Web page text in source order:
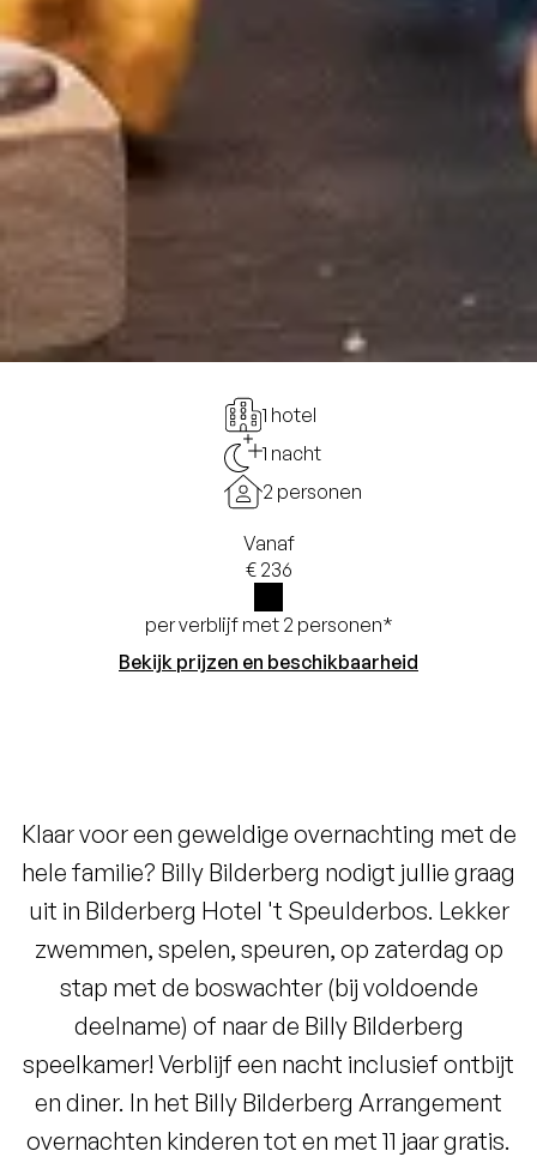
1 hotel
1 nacht
2 personen
Vanaf
€ 236
i
per verblijf met 2 personen*
Bekijk prijzen en beschikbaarheid
Klaar voor een geweldige overnachting met de
hele familie? Billy Bilderberg nodigt jullie graag
uit in Bilderberg Hotel 't Speulderbos. Lekker
zwemmen, spelen, speuren, op zaterdag op
stap met de boswachter (bij voldoende
deelname) of naar de Billy Bilderberg
speelkamer! Verblijf een nacht inclusief ontbijt
en diner. In het Billy Bilderberg Arrangement
overnachten kinderen tot en met 11 jaar gratis.